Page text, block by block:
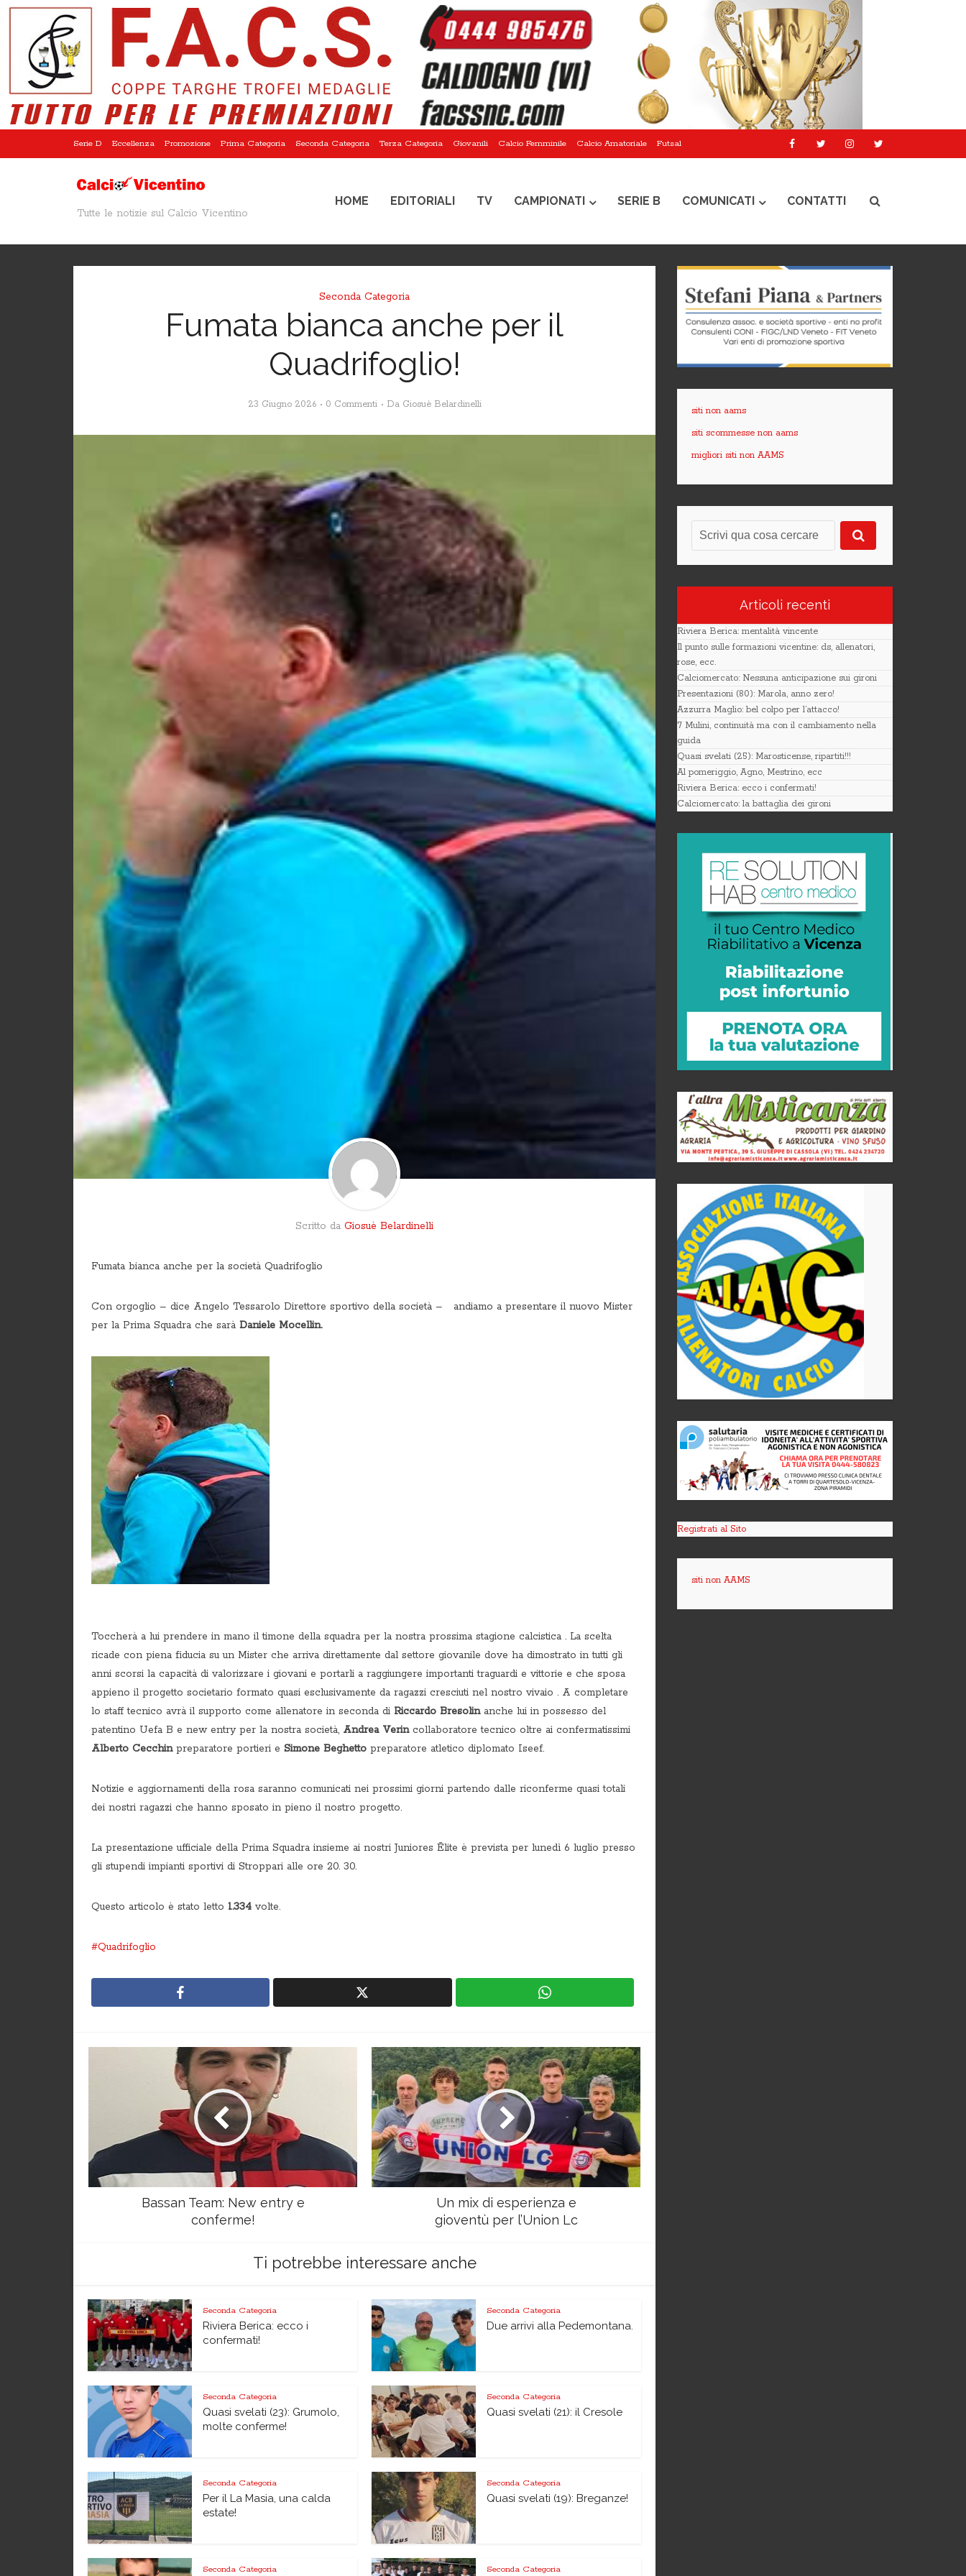
Serie D Eccellenza Promozione Prima Categoria Seconda Categoria Terza Categoria Giovanili Calcio Femminile Calcio Amatoriale Futsal
Tutte le notizie sul Calcio Vicentino
HOME EDITORIALI TV CAMPIONATI SERIE B COMUNICATI CONTATTI
Seconda Categoria
Fumata bianca anche per il
Quadrifoglio!
23 Giugno 2026 0 Commenti Da Giosuè Belardinelli
Scritto da Giosuè Belardinelli
Fumata bianca anche per la società Quadrifoglio
Con orgoglio – dice Angelo Tessarolo Direttore sportivo della società – andiamo a presentare il nuovo Mister
per la Prima Squadra che sarà Daniele Mocellin.
Toccherà a lui prendere in mano il timone della squadra per la nostra prossima stagione calcistica . La scelta
ricade con piena fiducia su un Mister che arriva direttamente dal settore giovanile dove ha dimostrato in tutti gli
anni scorsi la capacità di valorizzare i giovani e portarli a raggiungere importanti traguardi e vittorie e che sposa
appieno il progetto societario formato quasi esclusivamente da ragazzi cresciuti nel nostro vivaio . A completare
lo staff tecnico avrà il supporto come allenatore in seconda di Riccardo Bresolinanche lui in possesso del
patentino Uefa B e new entry per la nostra società, Andrea Verincollaboratore tecnico oltre ai confermatissimi
Alberto Cecchinpreparatore portieri e Simone Beghetto preparatore atletico diplomato Iseef.
Notizie e aggiornamenti della rosa saranno comunicati nei prossimi giorni partendo dalle riconferme quasi totali
dei nostri ragazzi che hanno sposato in pieno il nostro progetto.
La presentazione ufficiale della Prima Squadra insieme ai nostri Juniores Ēlite è prevista per lunedì 6 luglio presso
gli stupendi impianti sportivi di Stroppari alle ore 20. 30.
Questo articolo è stato letto 1.334 volte.
Quadrifoglio
Bassan Team: New entry e
conferme!
Un mix di esperienza e
gioventù per l’Union Lc
Ti potrebbe interessare anche
Seconda Categoria
Riviera Berica: ecco i
confermati!
Seconda Categoria
Due arrivi alla Pedemontana.
Seconda Categoria
Quasi svelati (23): Grumolo,
molte conferme!
Seconda Categoria
Quasi svelati (21): il Cresole
Seconda Categoria
Per il La Masia, una calda
estate!
Seconda Categoria
Quasi svelati (19): Breganze!
Seconda Categoria Seconda Categoria
siti non aams
siti scommesse non aams
migliori siti non AAMS
Articoli recenti
Riviera Berica: mentalità vincente
Il punto sulle formazioni vicentine: ds, allenatori,
rose, ecc.
Calciomercato: Nessuna anticipazione sui gironi
Presentazioni (80): Marola, anno zero!
Azzurra Maglio: bel colpo per l’attacco!
7 Mulini, continuità ma con il cambiamento nella
guida
Quasi svelati (25): Marosticense, ripartiti!!!
Al pomeriggio, Agno, Mestrino, ecc
Riviera Berica: ecco i confermati!
Calciomercato: la battaglia dei gironi
Registrati al Sito
siti non AAMS